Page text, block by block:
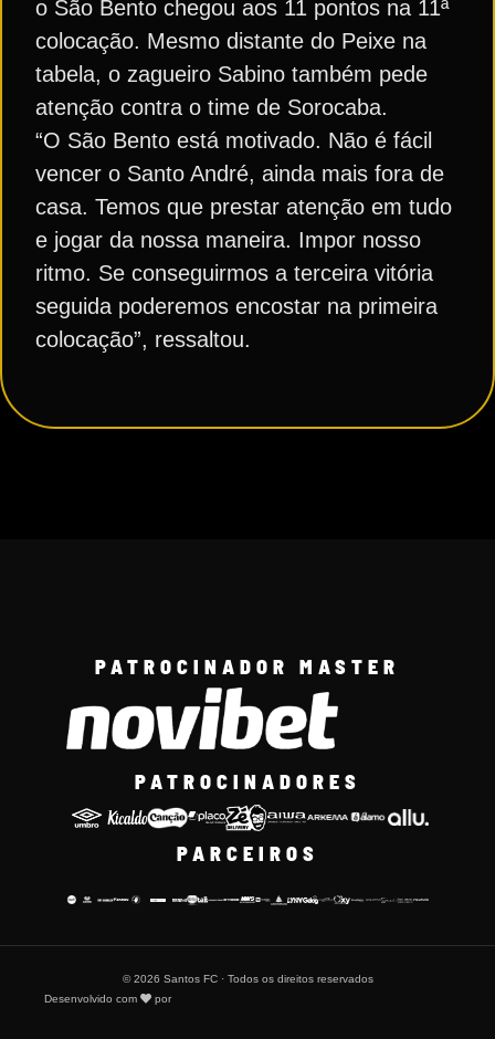
o São Bento chegou aos 11 pontos na 11ª
colocação. Mesmo distante do Peixe na
tabela, o zagueiro Sabino também pede
atenção contra o time de Sorocaba.
“O São Bento está motivado. Não é fácil
vencer o Santo André, ainda mais fora de
casa. Temos que prestar atenção em tudo
e jogar da nossa maneira. Impor nosso
ritmo. Se conseguirmos a terceira vitória
seguida poderemos encostar na primeira
colocação”, ressaltou.
PATROCINADOR MASTER
PATROCINADORES
PARCEIROS
© 2026 Santos FC · Todos os direitos reservados
Desenvolvido com
por